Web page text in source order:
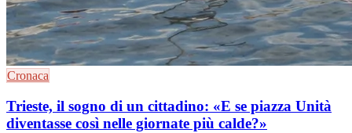
Cronaca
Trieste, il sogno di un cittadino: «E se piazza Unità
diventasse così nelle giornate più calde?»